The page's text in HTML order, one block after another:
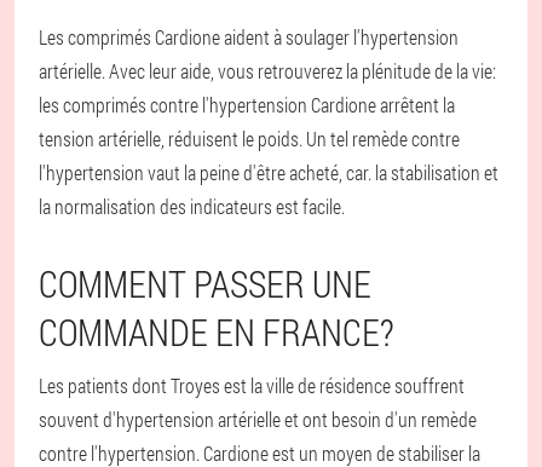
Les comprimés Cardione aident à soulager l'hypertension
artérielle. Avec leur aide, vous retrouverez la plénitude de la vie:
les comprimés contre l'hypertension Cardione arrêtent la
tension artérielle, réduisent le poids. Un tel remède contre
l'hypertension vaut la peine d'être acheté, car. la stabilisation et
la normalisation des indicateurs est facile.
COMMENT PASSER UNE
COMMANDE EN FRANCE?
Les patients dont Troyes est la ville de résidence souffrent
souvent d'hypertension artérielle et ont besoin d'un remède
contre l'hypertension. Cardione est un moyen de stabiliser la